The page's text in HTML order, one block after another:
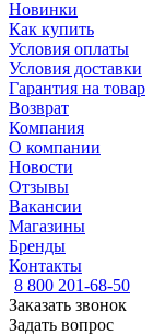
Новинки
Как купить
Условия оплаты
Условия доставки
Гарантия на товар
Возврат
Компания
О компании
Новости
Отзывы
Вакансии
Магазины
Бренды
Контакты
8 800 201-68-50
Заказать звонок
Задать вопрос